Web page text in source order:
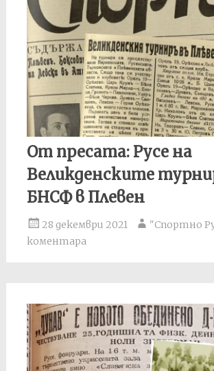
От пресата: Русе на
Великденските
БНСФ в Плевен
28 декември 2021 "Спортно
коментара